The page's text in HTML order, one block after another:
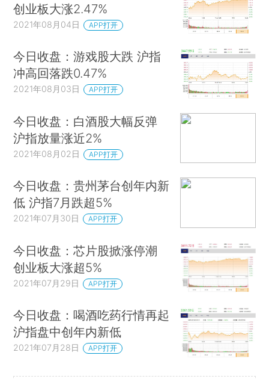
创业板大涨2.47%
2021年08月04日 APP打开
今日收盘：游戏股大跌 沪指
冲高回落跌0.47%
2021年08月03日 APP打开
今日收盘：白酒股大幅反弹
沪指放量涨近2%
2021年08月02日 APP打开
今日收盘：贵州茅台创年内新
低 沪指7月跌超5%
2021年07月30日 APP打开
今日收盘：芯片股掀涨停潮
创业板大涨超5%
2021年07月29日 APP打开
今日收盘：喝酒吃药行情再起
沪指盘中创年内新低
2021年07月28日 APP打开